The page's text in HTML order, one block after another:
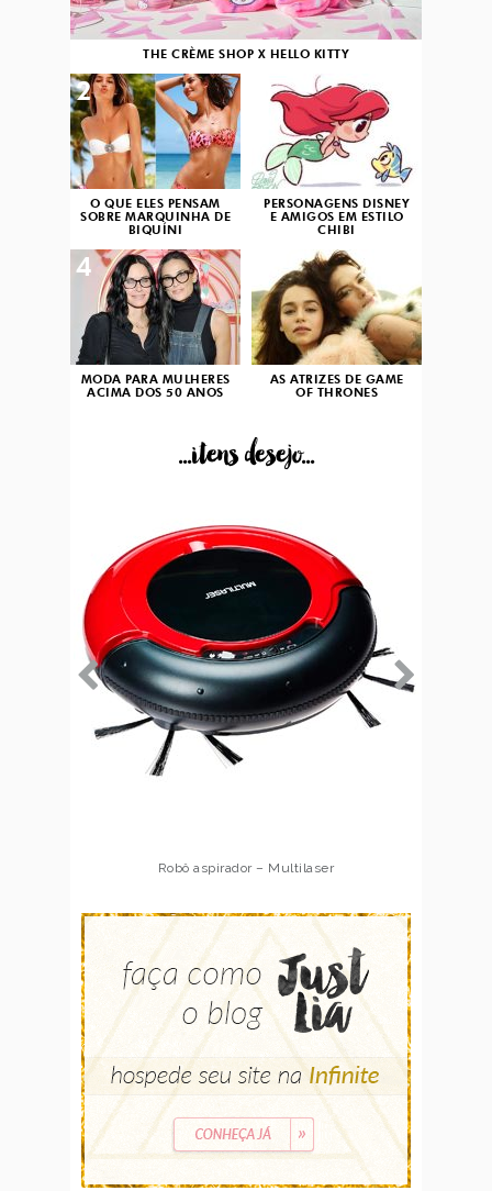
THE CRÈME SHOP X HELLO KITTY
O QUE ELES PENSAM
SOBRE MARQUINHA DE
BIQUÍNI
2
PERSONAGENS DISNEY
E AMIGOS EM ESTILO
CHIBI
3
MODA PARA MULHERES
ACIMA DOS 50 ANOS
4
AS ATRIZES DE GAME
OF THRONES
...itens desejo...
Robô aspirador – Multilaser